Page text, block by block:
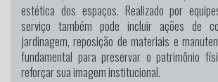
estética dos espaços. Realizado por
serviço também pode incluir ações de
jardinagem, reposição de materiais e
fundamental para preservar o patrimônio
reforçar sua imagem institucional.